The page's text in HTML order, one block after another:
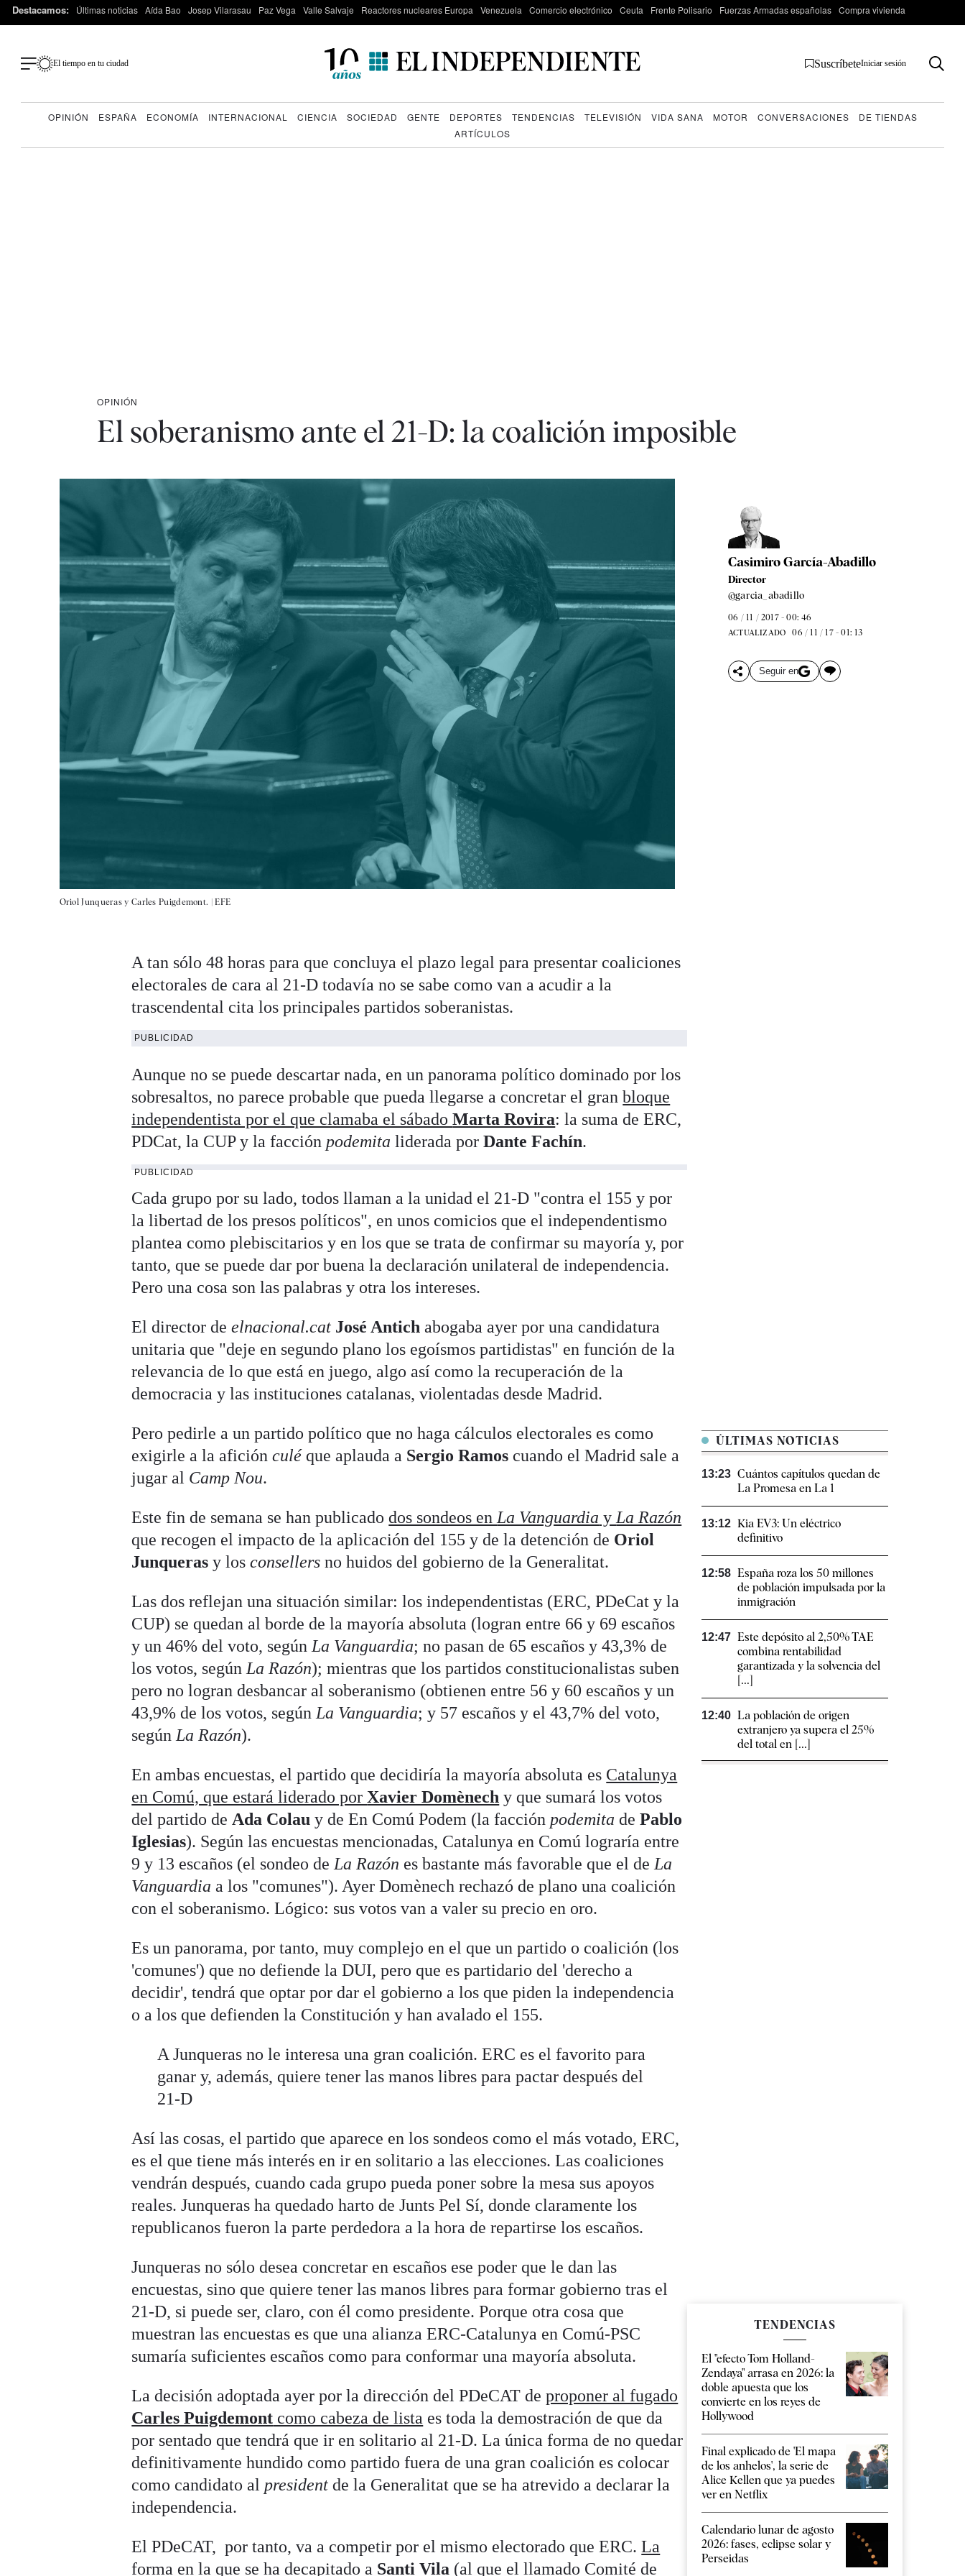
Destacamos: Últimas noticias Aída Bao Josep Vilarasau Paz Vega Valle Salvaje Reactores nucleares Europa Venezuela Comercio electrónico Ceuta Frente Polisario Fuerzas Armadas españolas Compra vivienda
El tiempo en tu ciudad SuscríbeteIniciar sesión
OPINIÓN ESPAÑA ECONOMÍA INTERNACIONAL CIENCIA SOCIEDAD GENTE DEPORTES TENDENCIAS TELEVISIÓN VIDA SANA MOTOR CONVERSACIONES
DE TIENDAS
ARTÍCULOS
OPINIÓN
El soberanismo ante el 21-D: la coalición imposible
Oriol Junqueras y Carles Puigdemont. |EFE
Casimiro García-Abadillo
Director
@garcia_abadillo
06 / 11 / 2017 - 00: 46
ACTUALIZADO 06 / 11 / 17 - 01: 13
Seguir en
A tan sólo 48 horas para que concluya el plazo legal para presentar coaliciones
electorales de cara al 21-D todavía no se sabe como van a acudir a la
trascendental cita los principales partidos soberanistas.
PUBLICIDAD
Aunque no se puede descartar nada, en un panorama político dominado por los
sobresaltos, no parece probable que pueda llegarse a concretar el granbloque
independentista por el que clamaba el sábadoMarta Rovira: la suma de ERC,
PDCat, la CUP y la facción podemita liderada porDante Fachín.
PUBLICIDAD
Cada grupo por su lado, todos llaman a la unidad el 21-D "contra el 155 y por
la libertad de los presos políticos", en unos comicios que el independentismo
plantea como plebiscitarios y en los que se trata de confirmar su mayoría y, por
tanto, que se puede dar por buena la declaración unilateral de independencia.
Pero una cosa son las palabras y otra los intereses.
El director deelnacional.cat José Antich abogaba ayer por una candidatura
unitaria que "deje en segundo plano los egoísmos partidistas" en función de la
relevancia de lo que está en juego, algo así como la recuperación de la
democracia y las instituciones catalanas, violentadas desde Madrid.
Pero pedirle a un partido político que no haga cálculos electorales es como
exigirle a la aficiónculéque aplauda a Sergio Ramos cuando el Madrid sale a
jugar al Camp Nou.
Este fin de semana se han publicadodos sondeos enLa Vanguardia yLa Razón
que recogen el impacto de la aplicación del 155 y de la detención de Oriol
Junqueras y losconsellers no huidos del gobierno de la Generalitat.
Las dos reflejan una situación similar: los independentistas (ERC, PDeCat y la
CUP) se quedan al borde de la mayoría absoluta (logran entre 66 y 69 escaños
y un 46% del voto, segúnLa Vanguardia; no pasan de 65 escaños y 43,3% de
los votos, segúnLa Razón); mientras que los partidos constitucionalistas suben
pero no logran desbancar al soberanismo (obtienen entre 56 y 60 escaños y un
43,9% de los votos, segúnLa Vanguardia; y 57 escaños y el 43,7% del voto,
segúnLa Razón).
En ambas encuestas, el partido que decidiría la mayoría absoluta es Catalunya
en Comú, que estará liderado porXavier Domènech y que sumará los votos
del partido deAda Colau y de En Comú Podem (la facción podemita dePablo
Iglesias). Según las encuestas mencionadas, Catalunya en Comú lograría entre
9 y 13 escaños (el sondeo deLa Razón es bastante más favorable que el deLa
Vanguardia a los "comunes"). Ayer Domènech rechazó de plano una coalición
con el soberanismo. Lógico: sus votos van a valer su precio en oro.
Es un panorama, por tanto, muy complejo en el que un partido o coalición (los
'comunes') que no defiende la DUI, pero que es partidario del 'derecho a
decidir', tendrá que optar por dar el gobierno a los que piden la independencia
o a los que defienden la Constitución y han avalado el 155.
A Junqueras no le interesa una gran coalición. ERC es el favorito para
ganar y, además, quiere tener las manos libres para pactar después del
21-D
Así las cosas, el partido que aparece en los sondeos como el más votado, ERC,
es el que tiene más interés en ir en solitario a las elecciones. Las coaliciones
vendrán después, cuando cada grupo pueda poner sobre la mesa sus apoyos
reales. Junqueras ha quedado harto de Junts Pel Sí, donde claramente los
republicanos fueron la parte perdedora a la hora de repartirse los escaños.
Junqueras no sólo desea concretar en escaños ese poder que le dan las
encuestas, sino que quiere tener las manos libres para formar gobierno tras el
21-D, si puede ser, claro, con él como presidente. Porque otra cosa que
muestran las encuestas es que una alianza ERC-Catalunya en Comú-PSC
sumaría suficientes escaños como para conformar una mayoría absoluta.
La decisión adoptada ayer por la dirección del PDeCAT deproponer al fugado
Carles Puigdemont como cabeza de lista es toda la demostración de que da
por sentado que tendrá que ir en solitario al 21-D. La única forma de no quedar
definitivamente hundido como partido fuera de una gran coalición es colocar
como candidato al president de la Generalitat que se ha atrevido a declarar la
independencia.
El PDeCAT, por tanto, va a competir por el mismo electorado que ERC.La
forma en la que se ha decapitado a Santi Vila (al que el llamado Comité de
ÚLTIMAS NOTICIAS
13:23 Cuántos capítulos quedan de
La Promesa en La 1
13:12 Kia EV3: Un eléctrico
definitivo
12:58 España roza los 50 millones
de población impulsada por la
inmigración
12:47 Este depósito al 2,50% TAE
combina rentabilidad
garantizada y la solvencia del
[...]
12:40 La población de origen
extranjero ya supera el 25%
del total en [...]
TENDENCIAS
El "efecto Tom Holland-
Zendaya" arrasa en 2026: la
doble apuesta que los
convierte en los reyes de
Hollywood
Final explicado de 'El mapa
de los anhelos', la serie de
Alice Kellen que ya puedes
ver en Netflix
Calendario lunar de agosto
2026: fases, eclipse solar y
Perseidas